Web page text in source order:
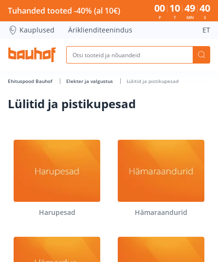
Lülitid ja pistikupesad - Bauhof has loaded
Tuhanded tooted -40% (al 10€) 00
P
10
T
49
MIN
40
S
Kauplused Äriklienditeenindus ET
Ehituspood Bauhof Elekter ja valgustus Lülitid ja pistikupesad
Lülitid ja pistikupesad
Harupesad Hämaraandurid